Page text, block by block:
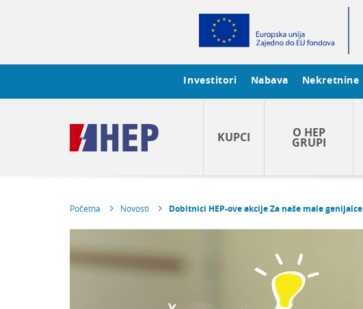
Investitori Nabava Nekretnine
KUPCI O HEP
GRUPI
Početna Novosti Dobitnici HEP-ove akcije Za naše male genijalce